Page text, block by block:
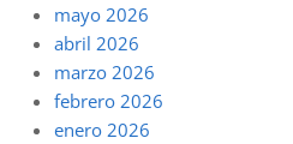
mayo 2026
abril 2026
marzo 2026
febrero 2026
enero 2026